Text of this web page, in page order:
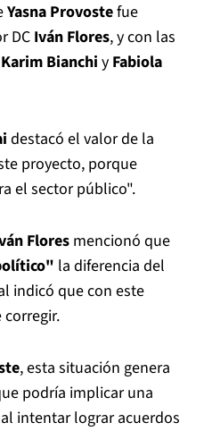
Yasna Provostefue
DC Iván Flores, y con las
Karim Bianchi y Fabiola
destacó el valor de la
proyecto, porque
el sector público".
Flores mencionó que
la diferencia del
indicó que con este
, esta situación genera
podría implicar una
intentar lograr acuerdos